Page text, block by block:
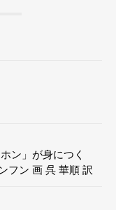
ン」が身につく
フン 画 呉 華順 訳